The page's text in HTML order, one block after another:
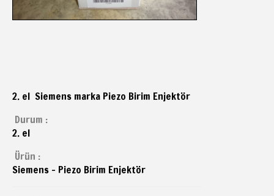
2. el Siemens marka Piezo Birim Enjektör
Durum :
2. el
Ürün :
Siemens - Piezo Birim Enjektör